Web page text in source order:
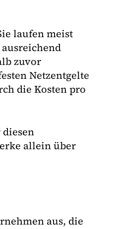
laufen meist
zuvor
Netzentgelte
die Kosten pro
allein über
aus, die